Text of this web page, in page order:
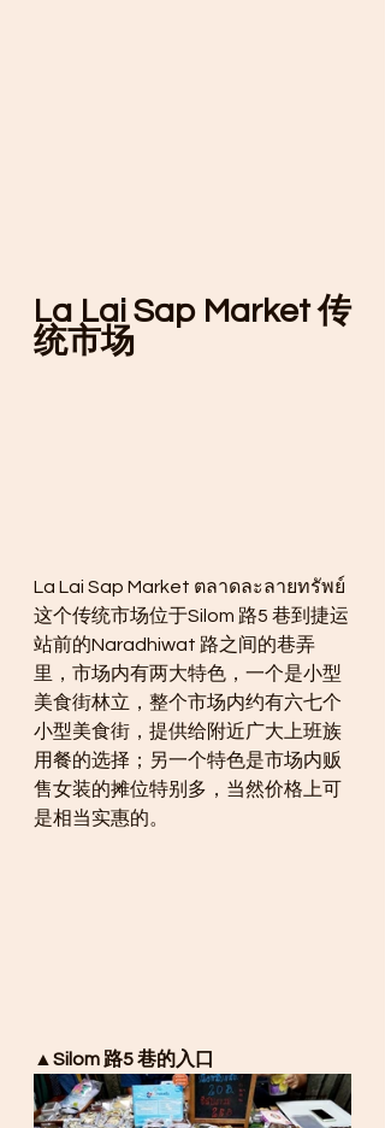
La Lai Sap Market 传
统市场
La Lai Sap Market ตลาดละลายทรัพย์
这个传统市场位于Silom 路5 巷到捷运
站前的Naradhiwat 路之间的巷弄
里，市场内有两大特色，一个是小型
美食街林立，整个市场内约有六七个
小型美食街，提供给附近广大上班族
用餐的选择；另一个特色是市场内贩
售女装的摊位特别多，当然价格上可
是相当实惠的。
▲Silom 路5 巷的入口